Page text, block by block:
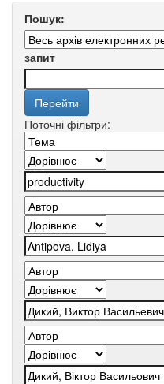
Пошук:
запит
Поточні фільтри: